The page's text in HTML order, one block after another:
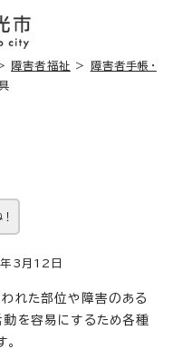
障害者福祉 >
障害者手帳・
3月12日
れた部位や障害のある
を容易にするため各種